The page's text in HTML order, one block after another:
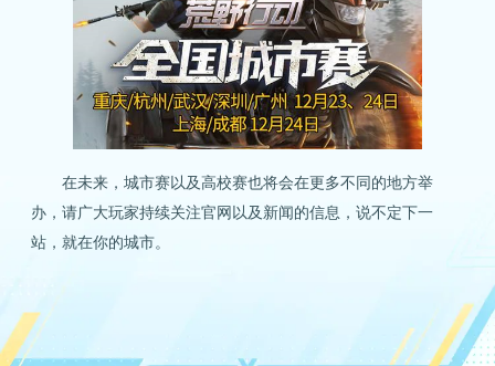
在未来，城市赛以及高校赛也将会在更多不同的地方举
办，请广大玩家持续关注官网以及新闻的信息，说不定下一
站，就在你的城市。